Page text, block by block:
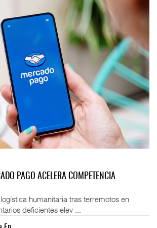
PAGO ACELERA COMPETENCIA
humanitaria tras terremotos en
deficientes elev ...